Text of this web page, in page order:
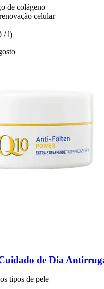
de colágeno
celular
/ l)
de Dia
tipos de pele